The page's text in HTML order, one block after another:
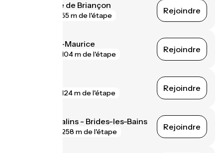
Notre-Dame de Briançon
55 m de l'étape Rejoindre
Bourg-Saint-Maurice
104 m de l'étape Rejoindre
124 m de l'étape Rejoindre
Moûtiers - Salins - Brides-les-Bains
258 m de l'étape Rejoindre